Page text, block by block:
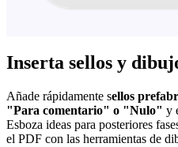
Inserta sellos y
Añade rápidamente sellos
"Para comentario" o "Nulo" y
Esboza ideas para posteriores
el PDF con las herramientas de